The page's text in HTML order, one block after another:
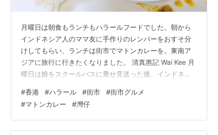
月曜日は朝食もランチもハラールフードでした。朝から
インドネシア人のママ友に手作りのレンパーをおすそ分
けしてもらい、ランチは街市でマトンカレーを。東南ア
ジアに旅行に行きたくなりました。 清真惠記 Wai Kee 月
曜日は娘をスクールバスに乗せ見送った後、インドネシ
があるの」と言われて、お宅にお邪魔しました。その渡
したいものとは、Lemper（レンパー）。ほぐしたチキン
をもち米に詰めて、バナナリーフで包み焼いたもので
す。 Lemper（レンパー） 3ついただきました。
#香港 #ハラール #街市 #街市グルメ
#マトンカレー #灣仔